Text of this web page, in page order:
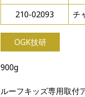
210-02093
チ
OGK技研
900g
ルーフキッズ専用取付